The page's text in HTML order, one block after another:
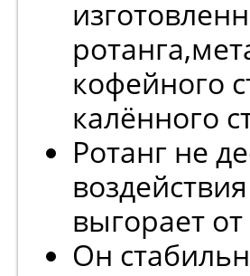
кофейного
калённого
Ротанг не
выгорает
Он